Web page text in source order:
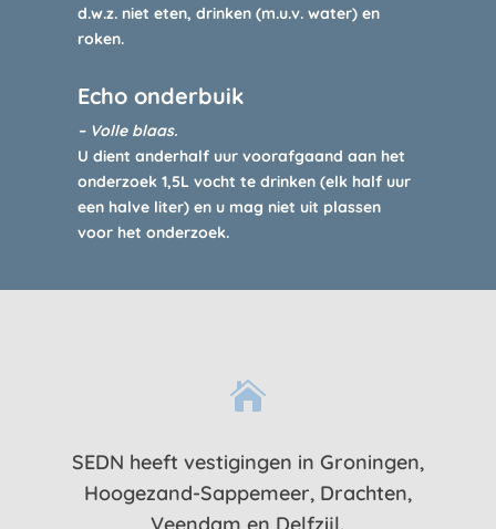
d.w.z. niet eten, drinken (m.u.v. water) en
roken.
Echo onderbuik
– Volle blaas.
U dient anderhalf uur voorafgaand aan het
onderzoek 1,5L vocht te drinken (elk half uur
een halve liter) en u mag niet uit plassen
voor het onderzoek.

SEDN heeft vestigingen in Groningen,
Hoogezand-Sappemeer, Drachten,